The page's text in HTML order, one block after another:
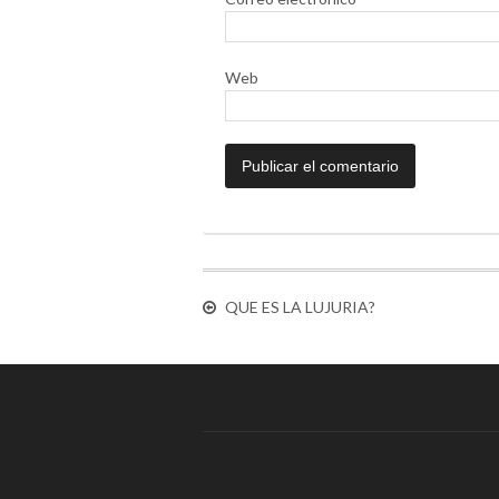
Web
QUE ES LA LUJURIA?